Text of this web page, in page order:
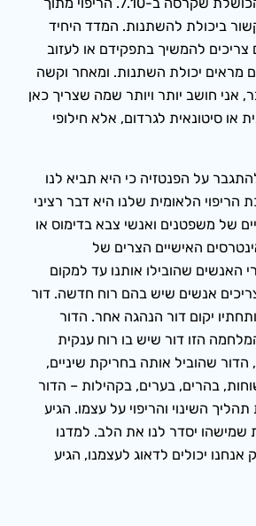
ביכולת להשתנות. המדד היחיד
להמשיך בתפקידם או לעזוב
יכולת השתנות. ומאחר וקשה
אני חושב יותר ויותר שמה שצריך כאן
או סיטונאית לגרדום, אלא חילופי
על הפנטזיה כי היא תביא לנו
הלאומית שלנו היא דבר רציני
של משפטנים ואנשי צבא בדימוס או
האישיים הצרים של
האנשים שהובילו אותנו עד למקום
אנשים שיש בהם רוח חדשה. דור
יקום דור הנהגה אחר. הדור
הזו דור שיש בו רוח ענקית
הדור שהוביל אותה בחריקת שיניים,
בהרים, בערים, בקהילות – הדור
השינוי והריפוי על עצמו. הגיע
שמישהו יסדר לנו את הלב. למדנו
יכולים לדאוג לעצמנו, הגיע